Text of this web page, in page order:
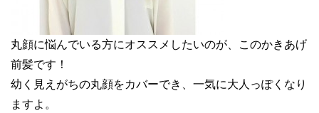
丸顔に悩んでいる方にオススメしたいのが、このかきあげ
前髪です！
幼く見えがちの丸顔をカバーでき、一気に大人っぽくなり
ますよ。